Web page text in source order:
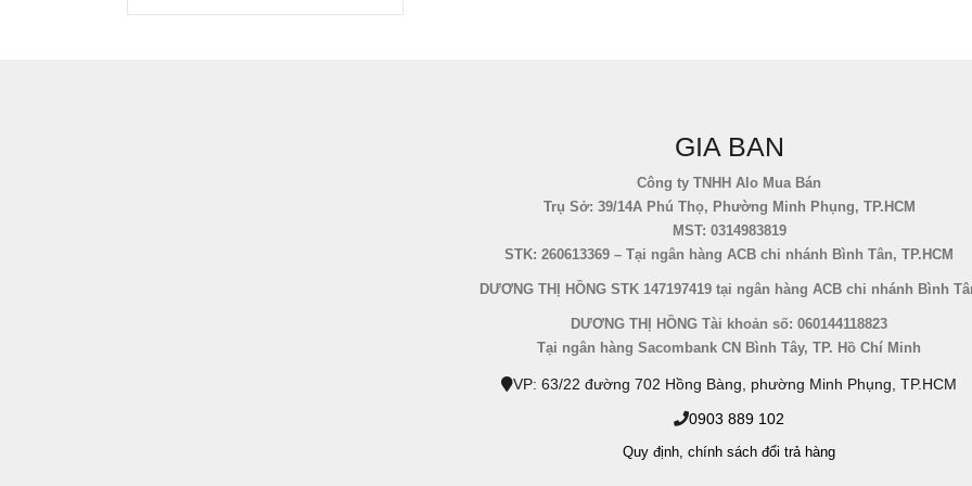
GIA BAN
Công ty TNHH Alo Mua Bán
Trụ Sở: 39/14A Phú Thọ, Phường Minh Phụng, TP.HCM
MST: 0314983819
STK: 260613369 – Tại ngân hàng ACB chi nhánh Bình Tân, TP.HCM
DƯƠNG THỊ HỒNG STK 147197419 tại ngân hàng ACB chi nhánh Bình
DƯƠNG THỊ HỒNG Tài khoản số: 060144118823
Tại ngân hàng Sacombank CN Bình Tây, TP. Hồ Chí Minh
VP: 63/22 đường 702 Hồng Bàng, phường Minh Phụng, TP.HCM
0903 889 102
Quy định, chính sách đổi trả hàng